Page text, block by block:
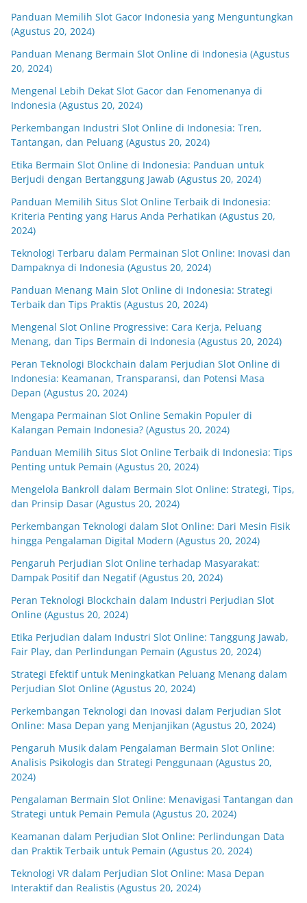
Panduan Memilih Slot Gacor Indonesia yang Menguntungkan
(Agustus 20, 2024)
Panduan Menang Bermain Slot Online di Indonesia (Agustus
20, 2024)
Mengenal Lebih Dekat Slot Gacor dan Fenomenanya di
Indonesia (Agustus 20, 2024)
Perkembangan Industri Slot Online di Indonesia: Tren,
Tantangan, dan Peluang (Agustus 20, 2024)
Etika Bermain Slot Online di Indonesia: Panduan untuk
Berjudi dengan Bertanggung Jawab (Agustus 20, 2024)
Panduan Memilih Situs Slot Online Terbaik di Indonesia:
Kriteria Penting yang Harus Anda Perhatikan (Agustus 20,
2024)
Teknologi Terbaru dalam Permainan Slot Online: Inovasi dan
Dampaknya di Indonesia (Agustus 20, 2024)
Panduan Menang Main Slot Online di Indonesia: Strategi
Terbaik dan Tips Praktis (Agustus 20, 2024)
Mengenal Slot Online Progressive: Cara Kerja, Peluang
Menang, dan Tips Bermain di Indonesia (Agustus 20, 2024)
Peran Teknologi Blockchain dalam Perjudian Slot Online di
Indonesia: Keamanan, Transparansi, dan Potensi Masa
Depan (Agustus 20, 2024)
Mengapa Permainan Slot Online Semakin Populer di
Kalangan Pemain Indonesia? (Agustus 20, 2024)
Panduan Memilih Situs Slot Online Terbaik di Indonesia: Tips
Penting untuk Pemain (Agustus 20, 2024)
Mengelola Bankroll dalam Bermain Slot Online: Strategi, Tips,
dan Prinsip Dasar (Agustus 20, 2024)
Perkembangan Teknologi dalam Slot Online: Dari Mesin Fisik
hingga Pengalaman Digital Modern (Agustus 20, 2024)
Pengaruh Perjudian Slot Online terhadap Masyarakat:
Dampak Positif dan Negatif (Agustus 20, 2024)
Peran Teknologi Blockchain dalam Industri Perjudian Slot
Online (Agustus 20, 2024)
Etika Perjudian dalam Industri Slot Online: Tanggung Jawab,
Fair Play, dan Perlindungan Pemain (Agustus 20, 2024)
Strategi Efektif untuk Meningkatkan Peluang Menang dalam
Perjudian Slot Online (Agustus 20, 2024)
Perkembangan Teknologi dan Inovasi dalam Perjudian Slot
Online: Masa Depan yang Menjanjikan (Agustus 20, 2024)
Pengaruh Musik dalam Pengalaman Bermain Slot Online:
Analisis Psikologis dan Strategi Penggunaan (Agustus 20,
2024)
Pengalaman Bermain Slot Online: Menavigasi Tantangan dan
Strategi untuk Pemain Pemula (Agustus 20, 2024)
Keamanan dalam Perjudian Slot Online: Perlindungan Data
dan Praktik Terbaik untuk Pemain (Agustus 20, 2024)
Teknologi VR dalam Perjudian Slot Online: Masa Depan
Interaktif dan Realistis (Agustus 20, 2024)